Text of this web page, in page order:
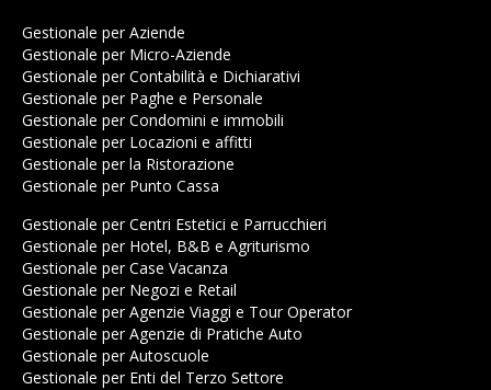
Gestionale per Aziende
Gestionale per Micro-Aziende
Gestionale per Contabilità e Dichiarativi
Gestionale per Paghe e Personale
Gestionale per Condomini e immobili
Gestionale per Locazioni e affitti
Gestionale per la Ristorazione
Gestionale per Punto Cassa
Gestionale per Centri Estetici e Parrucchieri
Gestionale per Hotel, B&B e Agriturismo
Gestionale per Case Vacanza
Gestionale per Negozi e Retail
Gestionale per Agenzie Viaggi e Tour Operator
Gestionale per Agenzie di Pratiche Auto
Gestionale per Autoscuole
Gestionale per Enti del Terzo Settore